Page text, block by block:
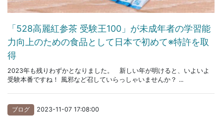
「528高麗紅参茶 受験王100」が未成年者の学習能
力向上のための食品として日本で初めて※特許を取
得
2023年も残りわずかとなりました。 新しい年が明けると、いよいよ
受験本番ですね！ 風邪など召していらっしゃいませんか？ ...
ブログ 2023-11-07 17:08:00